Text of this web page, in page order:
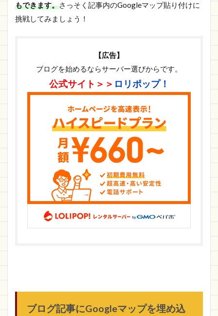
もできます。さっそく記事内のGoogleマップ貼り付けに
挑戦してみましょう！
【広告】
ブログを始めるならサーバー選びからです。
公式サイト＞＞ ロリポップ！
ブログ記事にGoogleマップを埋め込